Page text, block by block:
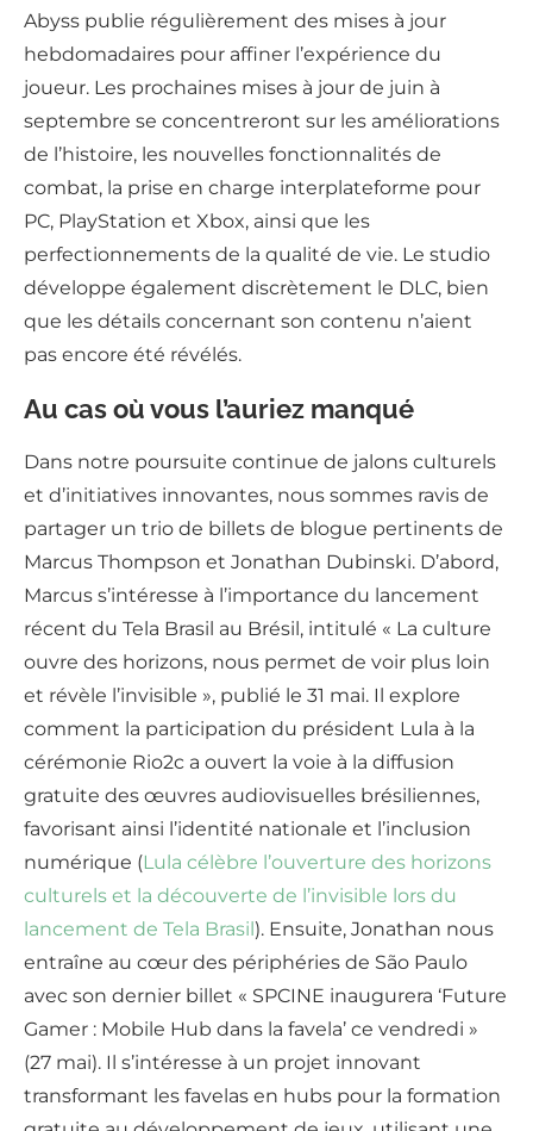
Abyss publie régulièrement des mises à jour
hebdomadaires pour affiner l’expérience du
joueur. Les prochaines mises à jour de juin à
septembre se concentreront sur les améliorations
de l’histoire, les nouvelles fonctionnalités de
combat, la prise en charge interplateforme pour
PC, PlayStation et Xbox, ainsi que les
perfectionnements de la qualité de vie. Le studio
développe également discrètement le DLC, bien
que les détails concernant son contenu n’aient
pas encore été révélés.
Au cas où vous l’auriez manqué
Dans notre poursuite continue de jalons culturels
et d’initiatives innovantes, nous sommes ravis de
partager un trio de billets de blogue pertinents de
Marcus Thompson et Jonathan Dubinski. D’abord,
Marcus s’intéresse à l’importance du lancement
récent du Tela Brasil au Brésil, intitulé « La culture
ouvre des horizons, nous permet de voir plus loin
et révèle l’invisible », publié le 31 mai. Il explore
comment la participation du président Lula à la
cérémonie Rio2c a ouvert la voie à la diffusion
gratuite des œuvres audiovisuelles brésiliennes,
favorisant ainsi l’identité nationale et l’inclusion
numérique (Lula célèbre l’ouverture des horizons
culturels et la découverte de l’invisible lors du
lancement de Tela Brasil). Ensuite, Jonathan nous
entraîne au cœur des périphéries de São Paulo
avec son dernier billet « SPCINE inaugurera ‘Future
Gamer : Mobile Hub dans la favela’ ce vendredi »
(27 mai). Il s’intéresse à un projet innovant
transformant les favelas en hubs pour la formation